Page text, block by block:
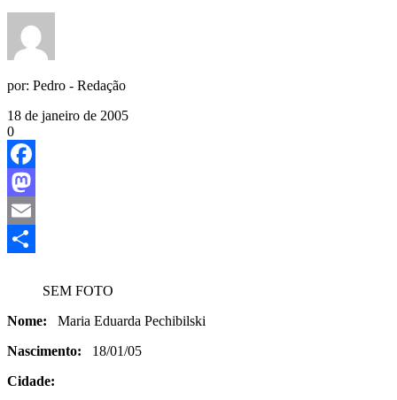
por: Pedro - Redação
18 de janeiro de 2005
0
Facebook
Mastodon
Email
SEM FOTO
Nome: Maria Eduarda Pechibilski
Nascimento: 18/01/05
Cidade: